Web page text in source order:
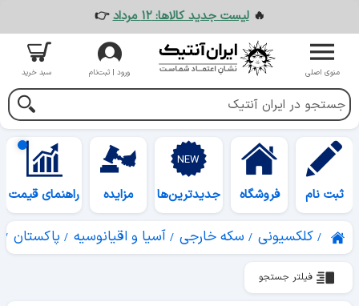
🔥لیست جدید کالاها: ۱۲ مرداد 👉
منوی اصلی ورود | ثبت‌نام سبد خرید
ثبت نام فروشگاه جدیدترین‌ها مزایده راهنمای قیمت
کلکسیونی سکه خارجی آسیا و اقیانوسیه پاکستان
فیلتر جستجو